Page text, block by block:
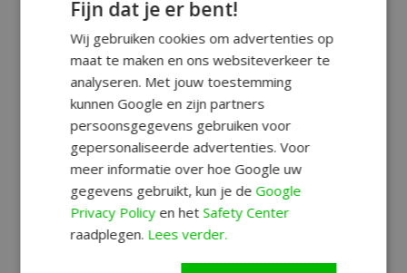
Fijn dat je er bent!
Wij gebruiken cookies om advertenties op
maat te maken en ons websiteverkeer te
analyseren. Met jouw toestemming
kunnen Google en zijn partners
persoonsgegevens gebruiken voor
gepersonaliseerde advertenties. Voor
meer informatie over hoe Google uw
gegevens gebruikt, kun je deGoogle
Privacy Policyen hetSafety Center
raadplegen. Lees verder.